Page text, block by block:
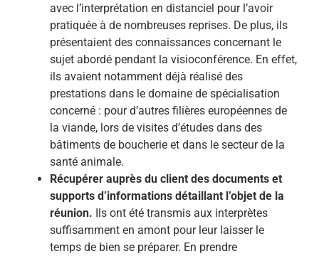
avec l’interprétation en distanciel pour l’avoir
pratiquée à de nombreuses reprises. De plus, ils
présentaient des connaissances concernant le
sujet abordé pendant la visioconférence. En effet,
ils avaient notamment déjà réalisé des
prestations dans le domaine de spécialisation
concerné : pour d’autres filières européennes de
la viande, lors de visites d’études dans des
bâtiments de boucherie et dans le secteur de la
santé animale.
Récupérer auprès du client des documents et
supports d’informations détaillant l’objet de la
réunion. Ils ont été transmis aux interprètes
suffisamment en amont pour leur laisser le
temps de bien se préparer. En prendre